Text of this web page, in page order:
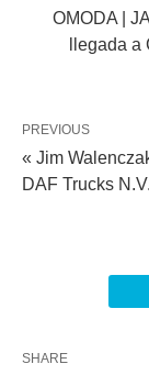
OMODA |
llegada
PREVIOUS
« Jim
DAF Trucks N.V.
SHARE